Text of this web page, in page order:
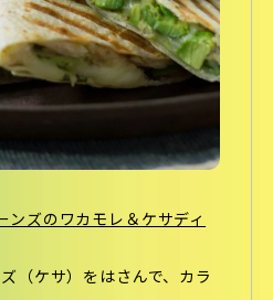
ズのワカモレ＆ケサディ
（ケサ）をはさんで、カラ